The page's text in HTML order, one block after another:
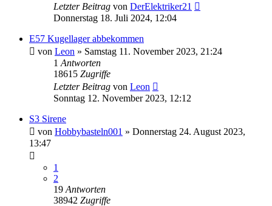
Letzter Beitrag von DerElektriker21
Donnerstag 18. Juli 2024, 12:04
E57 Kugellager abbekommen
von Leon » Samstag 11. November 2023, 21:24
1 Antworten
18615 Zugriffe
Letzter Beitrag von Leon
Sonntag 12. November 2023, 12:12
S3 Sirene
von Hobbybasteln001 » Donnerstag 24. August 2023,
13:47
1
2
19 Antworten
38942 Zugriffe